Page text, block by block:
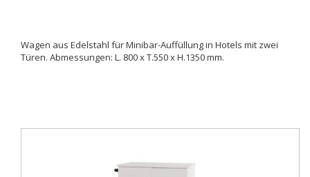
Wagen aus Edelstahl für Minibar-Auffüllung in Hotels mit zwei
Türen. Abmessungen: L. 800 x T.550 x H.1350 mm.